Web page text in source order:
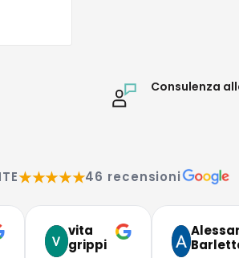
Consulenza
★★★★★46 recensioni
vita
grippi